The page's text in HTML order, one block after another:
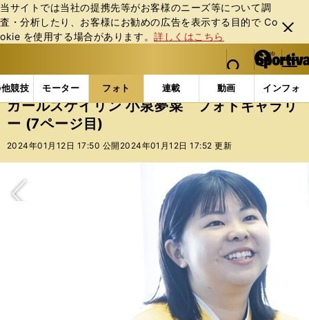
当サイトでは当社の提携先等がお客様のニーズ等について調
査・分析したり、お客様にお勧めの広告を表⽰する⽬的で Co
okie を使⽤する場合があります。詳しくはこちら
閉じ
る
web Sportiva (webスポルティーバ)
検索
マイペ
ー
ジ
メニュ
競技 モーター フォト 連載 動画 インフォ
b
ス
ポ
ル
バ
フォトギャラリー コラムフォト ガールズケイリン
ガールズケイリン 小泉夢菜 フォトギャラリ
ー (7ページ目)
2024年01月12日 17:50 公開 2024年01月12日 17:52 更新